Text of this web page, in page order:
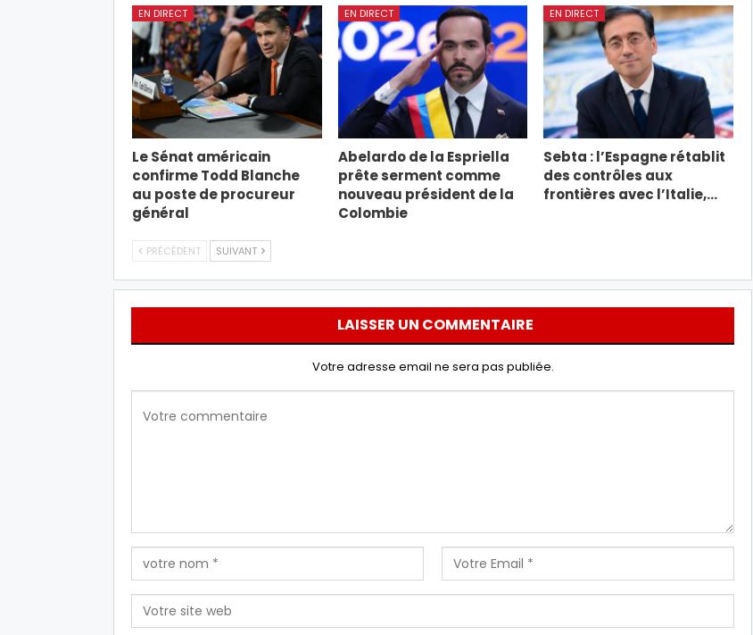
EN DIRECT
Le Sénat américain
confirme Todd Blanche
au poste de procureur
général
EN DIRECT
Abelardo de la Espriella
prête serment comme
nouveau président de la
Colombie
EN DIRECT
Sebta : l’Espagne rétablit
des contrôles aux
frontières avec l’Italie,…
PRÉCÉDENT SUIVANT
LAISSER UN COMMENTAIRE
Votre adresse email ne sera pas publiée.